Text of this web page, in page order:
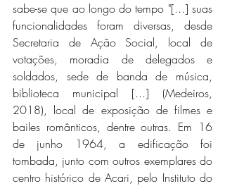
sabe-se que ao longo do tempo "[...] suas
funcionalidades foram diversas, desde
Secretaria de Ação Social, local de
votações, moradia de delegados e
soldados, sede de banda de música,
biblioteca municipal [...] (Medeiros,
2018), local de exposição de filmes e
bailes românticos, dentre outras. Em 16
de junho 1964, a edificação foi
tombada, junto com outros exemplares do
centro histórico de Acari, pelo Instituto do